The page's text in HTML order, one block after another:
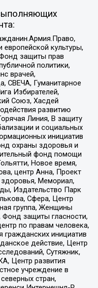
культуры,
защиты прав
политики,
врачей,
Гуманитарное
Избирателей,
Союз, Хасдей
развитию
Линия, В защиту
и социальных
инициатив
охраны здоровья и
фонд помощи
Новое время,
центр Анна, Проект
Мемориал,
Издательство Парк
Сфера, Центр
группа, Женщины
Фонд защиты гласности,
по правам человека,
гражданских инициатив
действие, Центр
Сутяжник,
Центр развития
учреждение в
стран,